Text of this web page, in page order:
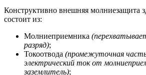
Конструктивно внешняя молниезащита
состоит из:
Молниеприемника
разряд);
Токоотвода (промежуточная
электрический ток от
заземлитель);